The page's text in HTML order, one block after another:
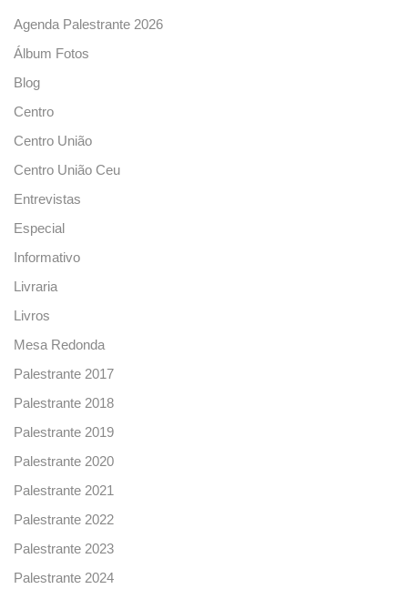
Agenda Palestrante 2026
Álbum Fotos
Blog
Centro
Centro União
Centro União Ceu
Entrevistas
Especial
Informativo
Livraria
Livros
Mesa Redonda
Palestrante 2017
Palestrante 2018
Palestrante 2019
Palestrante 2020
Palestrante 2021
Palestrante 2022
Palestrante 2023
Palestrante 2024